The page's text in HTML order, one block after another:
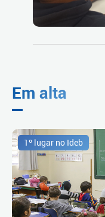
Em alta
1º lugar no Ideb